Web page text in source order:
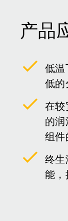
产品
低温
低的
在较
的
组件
终生
能，